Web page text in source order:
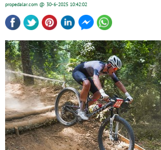
propedalar.com @ 30-6-2025 10:42:02